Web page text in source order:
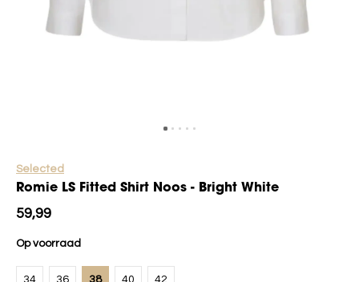
Selected
Romie LS Fitted Shirt Noos - Bright White
59,99
Op voorraad
34 36 38 40 42